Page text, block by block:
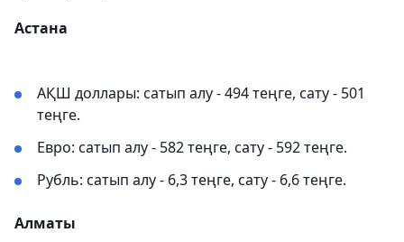
Астана
АҚШ доллары: сатып алу - 494 теңге, сату - 501
теңге.
Евро: сатып алу - 582 теңге, сату - 592 теңге.
Рубль: сатып алу - 6,3 теңге, сату - 6,6 теңге.
Алматы